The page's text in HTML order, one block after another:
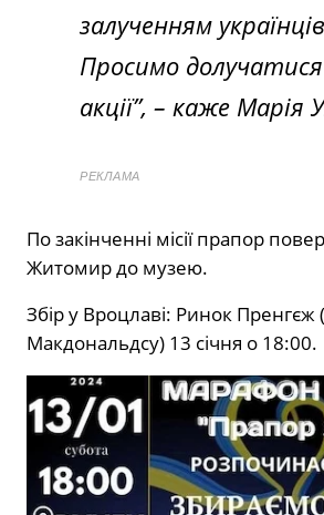
залученням
Просимо
акції”, – каже Марія
РЕКЛАМА
По закінченні місії прапор
Житомир до музею.
Збір у Вроцлаві: Ринок Пренгєж
Макдональдсу) 13 січня о 18:00.